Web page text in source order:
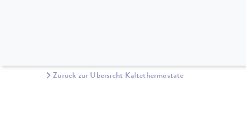
Zurück zur Übersicht Kältethermostate